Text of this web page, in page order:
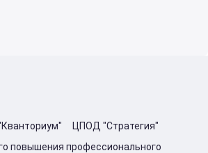
ЦПОД "Стратегия"
повышения профессионального